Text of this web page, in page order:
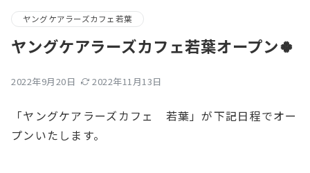
ヤングケアラーズカフェ若葉
ヤングケアラーズカフェ若葉オープン🍀
2022年9月20日 2022年11月13日
「ヤングケアラーズカフェ 若葉」が下記日程でオー
プンいたします。